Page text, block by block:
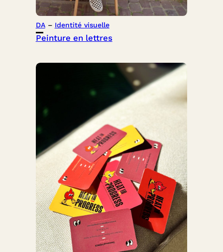
DA – Identité visuelle
Peinture en lettres